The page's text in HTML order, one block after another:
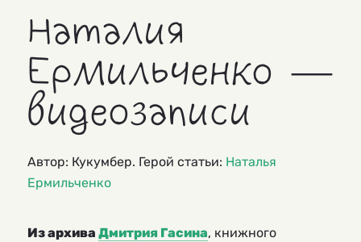
Наталия
Ермильченко —
видеозаписи
Автор: Кукумбер. Герой статьи: Наталья
Ермильченко
Из архива Дмитрия Гасина, книжного